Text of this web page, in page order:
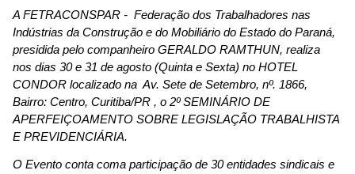
A FETRACONSPAR - Federação dos Trabalhadores nas
Indústrias da Construção e do Mobiliário do Estado do Paraná,
presidida pelo companheiro GERALDO RAMTHUN, realiza
nos dias 30 e 31 de agosto (Quinta e Sexta) no HOTEL
CONDOR localizado na Av. Sete de Setembro, nº. 1866,
Bairro: Centro, Curitiba/PR , o 2º SEMINÁRIO DE
APERFEIÇOAMENTO SOBRE LEGISLAÇÃO TRABALHISTA
E PREVIDENCIÁRIA.
O Evento conta coma participação de 30 entidades sindicais e